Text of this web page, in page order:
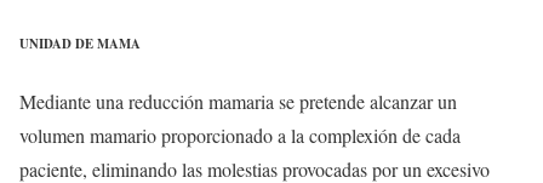
UNIDAD DE MAMA
Mediante una reducción mamaria se pretende alcanzar un
volumen mamario proporcionado a la complexión de cada
paciente, eliminando las molestias provocadas por un excesivo